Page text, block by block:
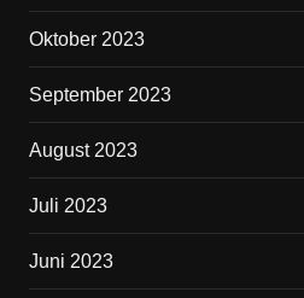
Oktober 2023
September 2023
August 2023
Juli 2023
Juni 2023